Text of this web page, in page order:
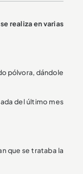
realiza en varias
pólvora, dándole
del último mes
que se trataba la